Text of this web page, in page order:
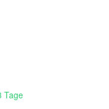
Tage